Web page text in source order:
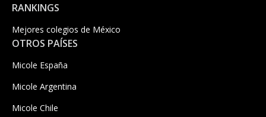
RANKINGS
Mejores colegios de México
OTROS PAÍSES
Micole España
Micole Argentina
Micole Chile